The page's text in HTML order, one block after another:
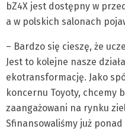
bZ4X jest dostępny w
a w polskich salonach
– Bardzo się cieszę, że
Jest to kolejne nasze
ekotransformację. Jako
koncernu Toyoty, chcemy
zaangażowani na rynku
Sfinansowaliśmy już